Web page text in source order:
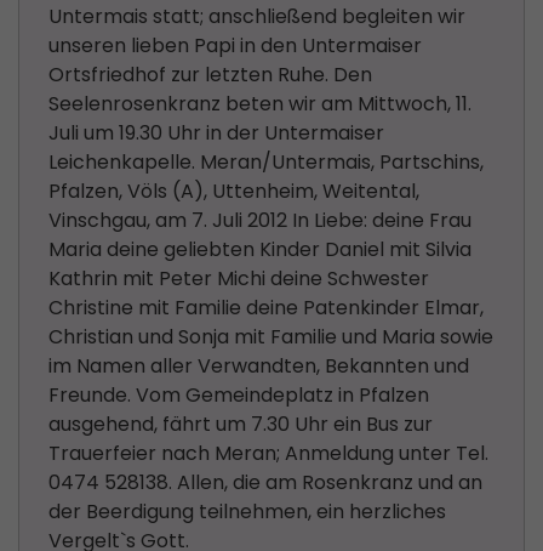
Untermais statt; anschließend begleiten wir
unseren lieben Papi in den Untermaiser
Ortsfriedhof zur letzten Ruhe. Den
Seelenrosenkranz beten wir am Mittwoch, 11.
Juli um 19.30 Uhr in der Untermaiser
Leichenkapelle. Meran/Untermais, Partschins,
Pfalzen, Völs (A), Uttenheim, Weitental,
Vinschgau, am 7. Juli 2012 In Liebe: deine Frau
Maria deine geliebten Kinder Daniel mit Silvia
Kathrin mit Peter Michi deine Schwester
Christine mit Familie deine Patenkinder Elmar,
Christian und Sonja mit Familie und Maria sowie
im Namen aller Verwandten, Bekannten und
Freunde. Vom Gemeindeplatz in Pfalzen
ausgehend, fährt um 7.30 Uhr ein Bus zur
Trauerfeier nach Meran; Anmeldung unter Tel.
0474 528138. Allen, die am Rosenkranz und an
der Beerdigung teilnehmen, ein herzliches
Vergelt`s Gott.